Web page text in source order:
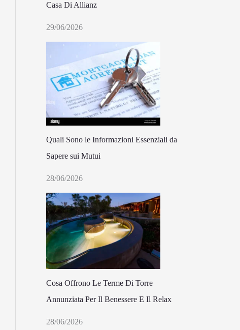
Casa Di Allianz
29/06/2026
Quali Sono le Informazioni Essenziali da
Sapere sui Mutui
28/06/2026
Cosa Offrono Le Terme Di Torre
Annunziata Per Il Benessere E Il Relax
28/06/2026